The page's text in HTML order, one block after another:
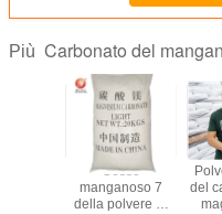
Più Carbonato del
Gesso
manganoso 7
della polvere di
del